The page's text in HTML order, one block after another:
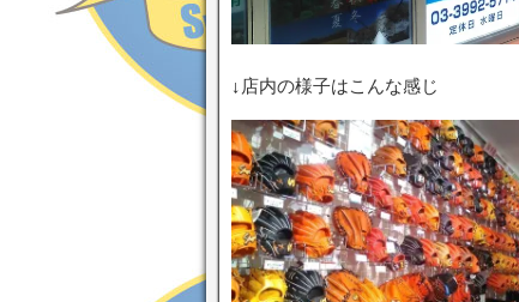
↓店内の様子はこんな感じ